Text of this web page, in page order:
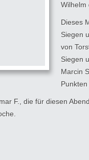
Wilhelm
Dieses
Siegen
von
Siegen
Marcin
Punkten
F., die für diesen